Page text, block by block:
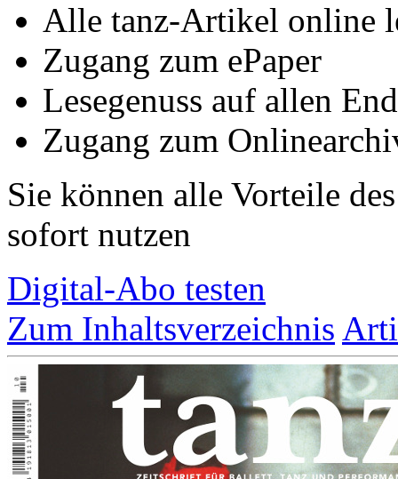
Alle tanz-Artikel online
Zugang zum ePaper
Lesegenuss auf allen
Zugang zum
Sie können alle Vorteile
sofort nutzen
Digital-Abo testen
Zum Inhaltsverzeichnis